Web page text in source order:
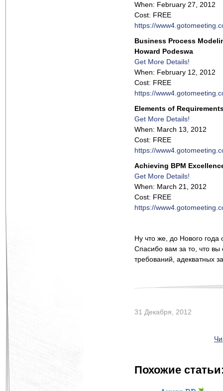
When: February 27, 2012
Cost: FREE
https://
Business Process
Howard Podeswa
Get More Details!
When: February 12, 2012
Cost: FREE
https://
Elements of
Get More Details!
When: March 13, 2012
Cost: FREE
https://
Achieving BPM
Get More Details!
When: March 21, 2012
Cost: FREE
https://
Ну что же, до Нового года
Спасибо вам за то, что
требований, адекватных
31 Декабря, 2012
Похожие